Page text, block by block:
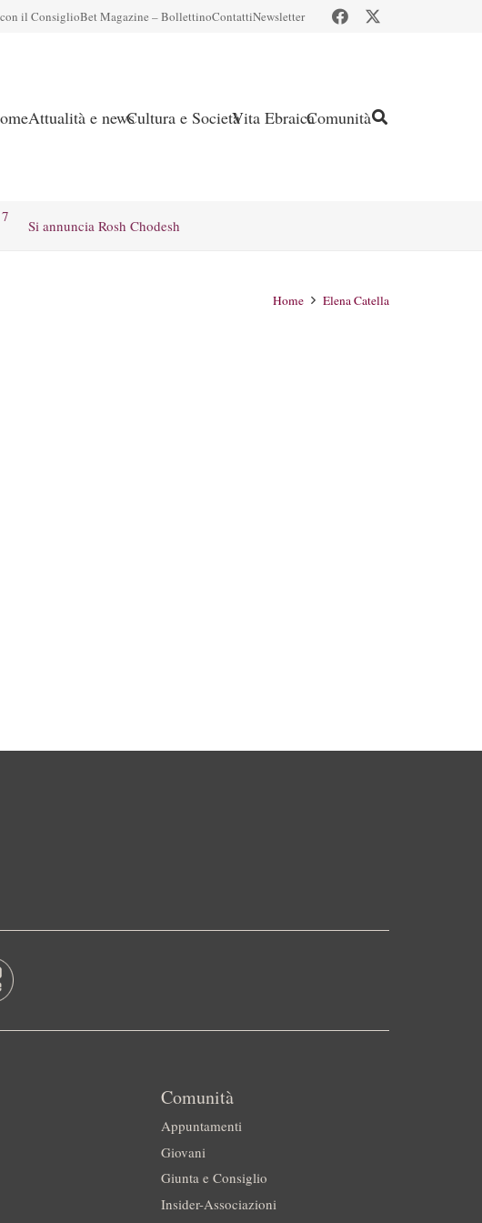
il ConsiglioBet Magazine – BollettinoContattiNewsletter
Attualità e newsCultura e SocietàVita EbraicaComunità
Si annuncia Rosh Chodesh
Home Elena Catella
Comunità
Appuntamenti
Giovani
Giunta e Consiglio
Insider-Associazioni